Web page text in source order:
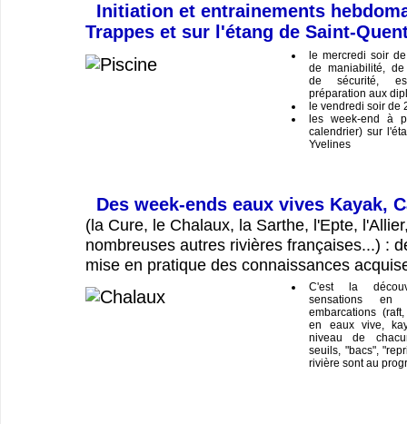
Initiation et entrainements
Trappes et sur l'étang de Saint-
le mercredi soir
de maniabilité,
de sécurité,
préparation aux
le vendredi soir de
les week-end à
calendrier) sur
Yvelines
Des week-ends eaux vives Kayak,
(la Cure, le Chalaux, la Sarthe, l'Epte,
nombreuses autres rivières françaises...) :
mise en pratique des connaissances
C'est la
sensations en
embarcations
en eaux vive,
niveau de
seuils, "bacs",
rivière sont au